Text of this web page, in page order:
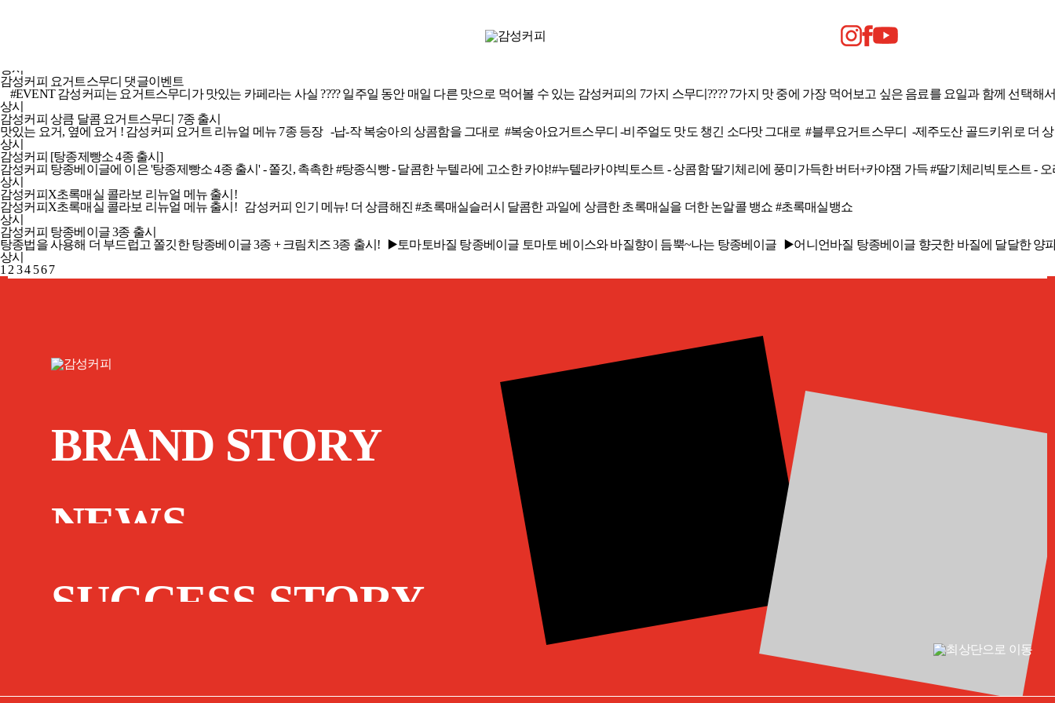
감성 가득한 감성커피
이벤트 보도자료
상시
감성커피 요거트스무디 댓글이벤트
#EVENT 감성커피는 요거트스무디가 맛있는 카페라는 사실 ???? 일주일 동안 매일 다른 맛으로 먹어볼 수 있는 감성커피의 7가지 스무디???? 7가지 맛 중에 가장 먹어보고 싶은 음료를 요일과 함께 선
상시
감성커피 상큼 달콤 요거트스무디 7종 출시
맛있는 요거, 옆에 요거 ! 감성커피 요거트 리뉴얼 메뉴 7종 등장 -납-작 복숭아의 상콤함을 그대로 #복숭아요거트스무디 -비주얼도 맛도 챙긴 소다맛 그대로 #블루요거트스무디 -제주도산 골드키위로
상시
감성커피 [탕종제빵소 4종 출시]
감성커피 탕종베이글에 이은 '탕종제빵소 4종 출시' - 쫄깃, 촉촉한 #탕종식빵 ​ - 달콤한 누텔라에 고소한 카야!#누텔라카야빅토스트 ​ - 상콤함 딸기체리에 풍미가득한 버터+카야잼 가득 #딸기체리빅토스트
상시
감성커피X초록매실 콜라보 리뉴얼 메뉴 출시!
감성커피X초록매실 콜라보 리뉴얼 메뉴 출시! 감성커피 인기 메뉴! 더 상큼해진 #초록매실슬러시 달콤한 과일에 상큼한 초록매실을 더한 논알콜 뱅쇼 #초록매실뱅쇼
상시
감성커피 탕종베이글 3종 출시
탕종법을 사용해 더 부드럽고 쫄깃한 탕종베이글 3종 + 크림치즈 3종 출시! ▶️토마토바질 탕종베이글 토마토 베이스와 바질향이 듬뿍~나는 탕종베이글 ▶️어니언바질 탕종베이글 향긋한 바질에 달달
상시
1 2 34 56 7
BRAND STORY
NEWS
SUCCESS STORY